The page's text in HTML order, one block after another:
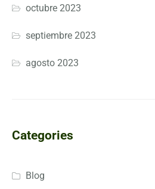
octubre 2023
septiembre 2023
agosto 2023
Categories
Blog